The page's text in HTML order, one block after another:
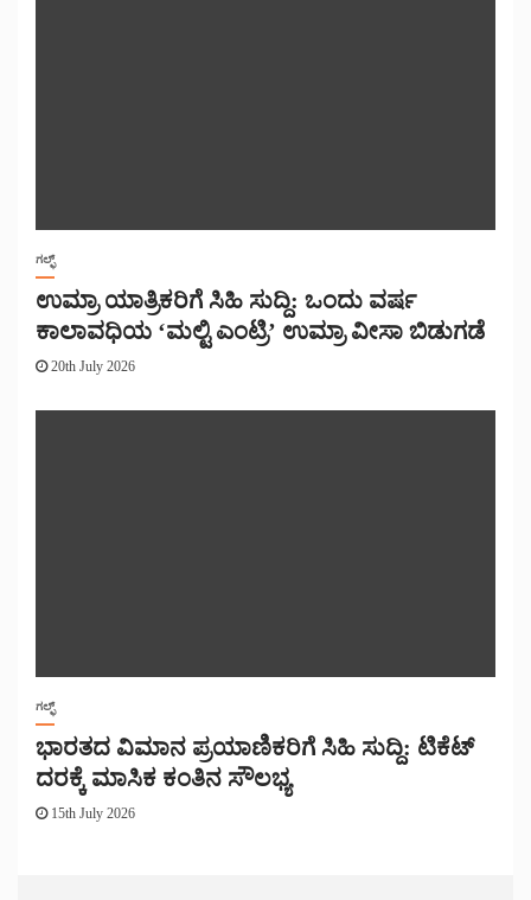
ಗಲ್ಫ್
ಉಮ್ರಾ ಯಾತ್ರಿಕರಿಗೆ ಸಿಹಿ ಸುದ್ದಿ: ಒಂದು ವರ್ಷ
ಕಾಲಾವಧಿಯ ‘ಮಲ್ಟಿ ಎಂಟ್ರಿ’ ಉಮ್ರಾ ವೀಸಾ ಬಿಡುಗಡೆ
20th July 2026
ಗಲ್ಫ್
ಭಾರತದ ವಿಮಾನ ಪ್ರಯಾಣಿಕರಿಗೆ ಸಿಹಿ ಸುದ್ದಿ: ಟಿಕೆಟ್
ದರಕ್ಕೆ ಮಾಸಿಕ ಕಂತಿನ ಸೌಲಭ್ಯ
15th July 2026